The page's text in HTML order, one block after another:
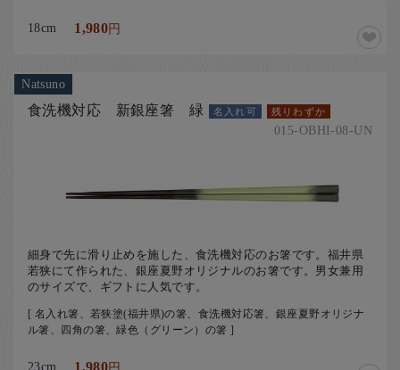
18cm 1,980円
Natsuno
食洗機対応 新銀座箸 緑 名入れ可 残りわずか
015-OBHI-08-UN
細身で先に滑り止めを施した、食洗機対応のお箸です。福井県
若狭にて作られた、銀座夏野オリジナルのお箸です。男女兼用
のサイズで、ギフトに人気です。
[ 名入れ箸、若狭塗(福井県)の箸、食洗機対応箸、銀座夏野オリジナ
ル箸、四角の箸、緑色（グリーン）の箸 ]
23cm 1,980円